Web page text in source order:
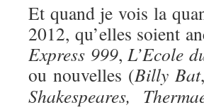
Et quand je vois la
2012, qu’elles soient
Express 999, L’Ecole
ou nouvelles (Billy Bat,
Shakespeares,